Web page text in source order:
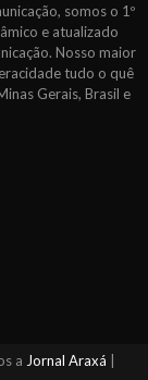
somos o 1º
e atualizado
Nosso maior
tudo o quê
Gerais, Brasil e
a Jornal Araxá